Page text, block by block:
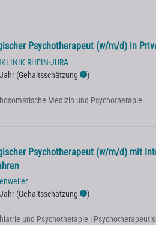
Psychotherapeut (w/m/d) in
RHEIN-JURA
(Gehaltsschätzung ℹ )
Medizin und Psychotherapie
Psychotherapeut (w/m/d) mit
(Gehaltsschätzung ℹ )
und Psychotherapie |